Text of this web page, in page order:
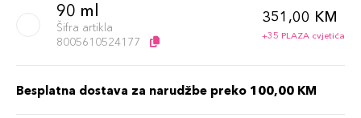
90 ml
Šifra artikla
8005610524177
351,00 KM
+35 PLAZA cvjetića
Besplatna dostava za narudžbe preko 100,00 KM